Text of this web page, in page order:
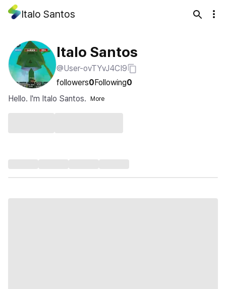
Italo Santos
Italo Santos
@User-ovTYvJ4CI9
followers0Following0
Hello. I'm Italo Santos.
More